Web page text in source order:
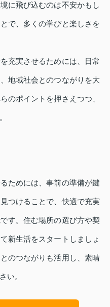
に飛び込むのは不安かもし
で、多くの学びと楽しさを
充実させるためには、日常
地域社会とのつながりを大
のポイントを押さえつつ、
ためには、事前の準備が鍵
つけることで、快適で充実
す。住む場所の選び方や契
新生活をスタートしましょ
のつながりも活用し、素晴
い。